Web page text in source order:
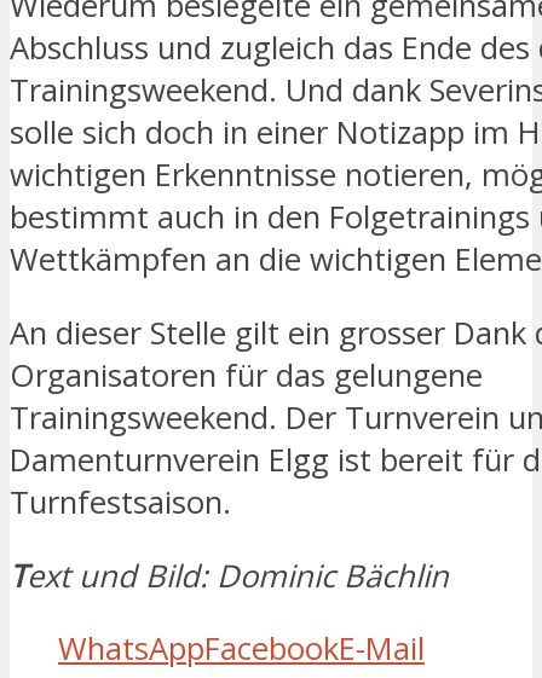
Abschluss und zugleich das Ende
Trainingsweekend. Und dank
solle sich doch in einer Notizapp im
wichtigen Erkenntnisse notieren,
bestimmt auch in den Folgetrainings
Wettkämpfen an die wichtigen
An dieser Stelle gilt ein grosser Dank
Organisatoren für das gelungene
Trainingsweekend. Der Turnverein
Damenturnverein Elgg ist bereit für
Turnfestsaison.
Text und Bild: Dominic Bächlin
WhatsAppFacebookE-Mail